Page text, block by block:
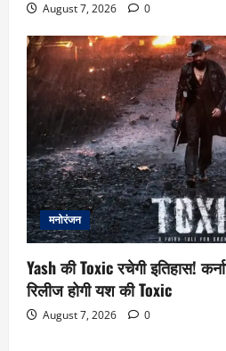
August 7, 2026 0
मनोरंजन
Yash की Toxic रचेगी इतिहास!
रिलीज होगी यश की Toxic
August 7, 2026 0